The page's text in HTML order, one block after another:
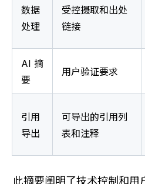
数据
处理
受控摄取和出处
链接
AI 摘
要
用户验证要求
引用
导出
可导出的引用列
表和注释
此摘要阐明了技术控制和用